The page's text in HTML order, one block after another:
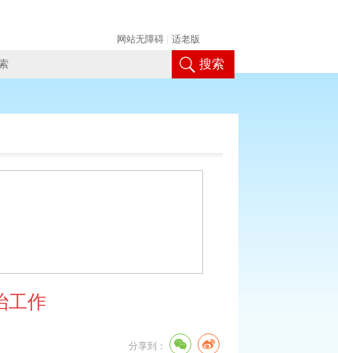
搜索
网站无障碍 适老版
工作
分享到：